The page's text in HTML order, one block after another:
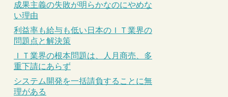
成果主義の失敗が明らかなのにやめな
い理由
利益率も給与も低い日本のＩＴ業界の
問題点と解決策
ＩＴ業界の根本問題は、人月商売、多
重下請にあらず
システム開発を一括請負することに無
理がある